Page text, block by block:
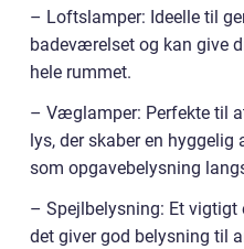
– Loftslamper: Ideelle til
badeværelset og kan give
hele rummet.
– Væglamper: Perfekte til
lys, der skaber en
som opgavebelysning
– Spejlbelysning: Et
det giver god belysning til